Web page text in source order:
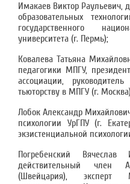
Имакаев Виктор Раульевич,
образовательных
государственного
университета (г. Пермь);
Ковалева Татьяна
педагогики МПГУ,
ассоциации,
тьюторству в МПГУ (г.
Лобок Александр
психологии УрГПУ (г.
экзистенциальной
Погребенский Вячеслав
действительный член
(Швейцария), эксперт